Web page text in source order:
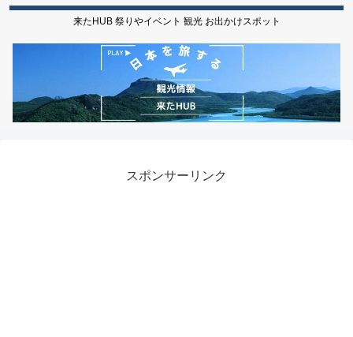
来たHUB 祭りやイベント 観光 お出かけスポット
スポンサーリンク